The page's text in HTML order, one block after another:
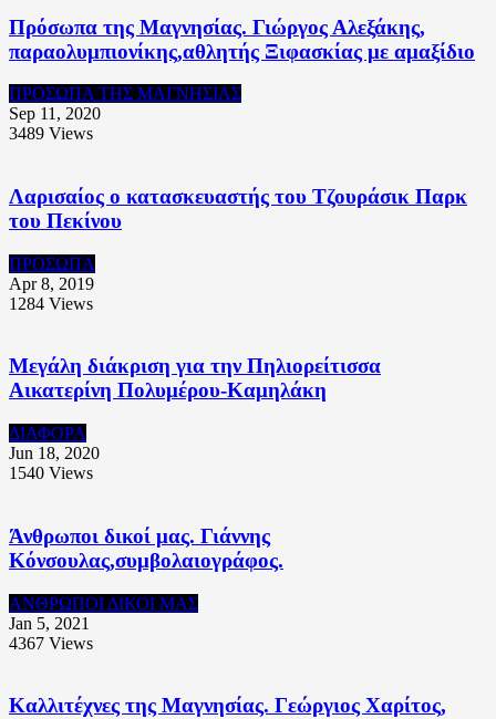
Πρόσωπα της Μαγνησίας. Γιώργος Αλεξάκης,
παραολυμπιονίκης,αθλητής Ξιφασκίας με αμαξίδιο
ΠΡΟΣΩΠΑ ΤΗΣ ΜΑΓΝΗΣΙΑΣ
Sep 11, 2020
3489 Views
Λαρισαίος ο κατασκευαστής του Τζουράσικ Παρκ
του Πεκίνου
ΠΡΟΣΩΠΑ
Apr 8, 2019
1284 Views
Μεγάλη διάκριση για την Πηλιορείτισσα
Αικατερίνη Πολυμέρου-Καμηλάκη
ΔΙΑΦΟΡΑ
Jun 18, 2020
1540 Views
Άνθρωποι δικοί μας. Γιάννης
Κόνσουλας,συμβολαιογράφος.
ΑΝΘΡΩΠΟΙ ΔΙΚΟΙ ΜΑΣ
Jan 5, 2021
4367 Views
Καλλιτέχνες της Μαγνησίας. Γεώργιος Χαρίτος,